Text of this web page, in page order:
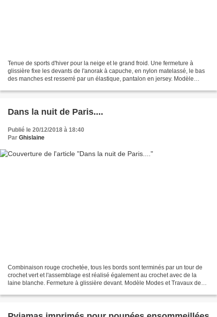
Tenue de sports d'hiver pour la neige et le grand froid. Une fermeture à
glissière fixe les devants de l'anorak à capuche, en nylon matelassé, le bas
des manches est resserré par un élastique, pantalon en jersey. Modèle
Dans la nuit de Paris....
Publié le 20/12/2018 à 18:40
Par Ghislaine
Combinaison rouge crochetée, tous les bords sont terminés par un tour de
crochet vert et l'assemblage est réalisé également au crochet avec de la
laine blanche. Fermeture à glissière devant. Modèle Modes et Travaux de